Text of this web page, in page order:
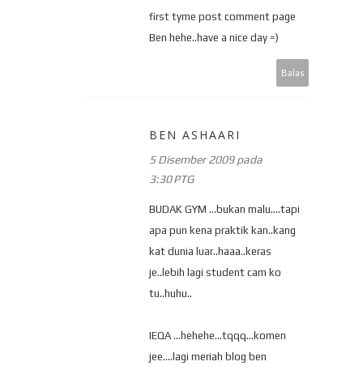
first tyme post comment page
Ben hehe..have a nice day =)
Balas
BEN ASHAARI
5 Disember 2009 pada
3:30 PTG
BUDAK GYM ...bukan malu....tapi
apa pun kena praktik kan..kang
kat dunia luar..haaa..keras
je..lebih lagi student cam ko
tu..huhu..
IEQA ...hehehe...tqqq...komen
jee....lagi meriah blog ben